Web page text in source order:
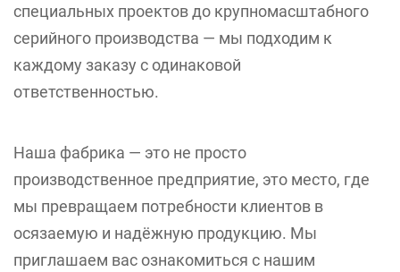
специальных проектов до крупномасштабного
серийного производства — мы подходим к
каждому заказу с одинаковой
ответственностью.
Наша фабрика — это не просто
производственное предприятие, это место, где
мы превращаем потребности клиентов в
осязаемую и надёжную продукцию. Мы
приглашаем вас ознакомиться с нашим